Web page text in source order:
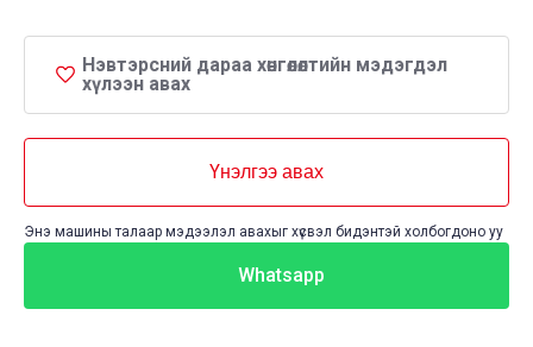
Нэвтэрсний дараа хөнгөлөлтийн мэдэгдэл
хүлээн авах
Үнэлгээ авах
Энэ машины талаар мэдээлэл авахыг хүсвэл бидэнтэй холбогдоно уу
Whatsapp